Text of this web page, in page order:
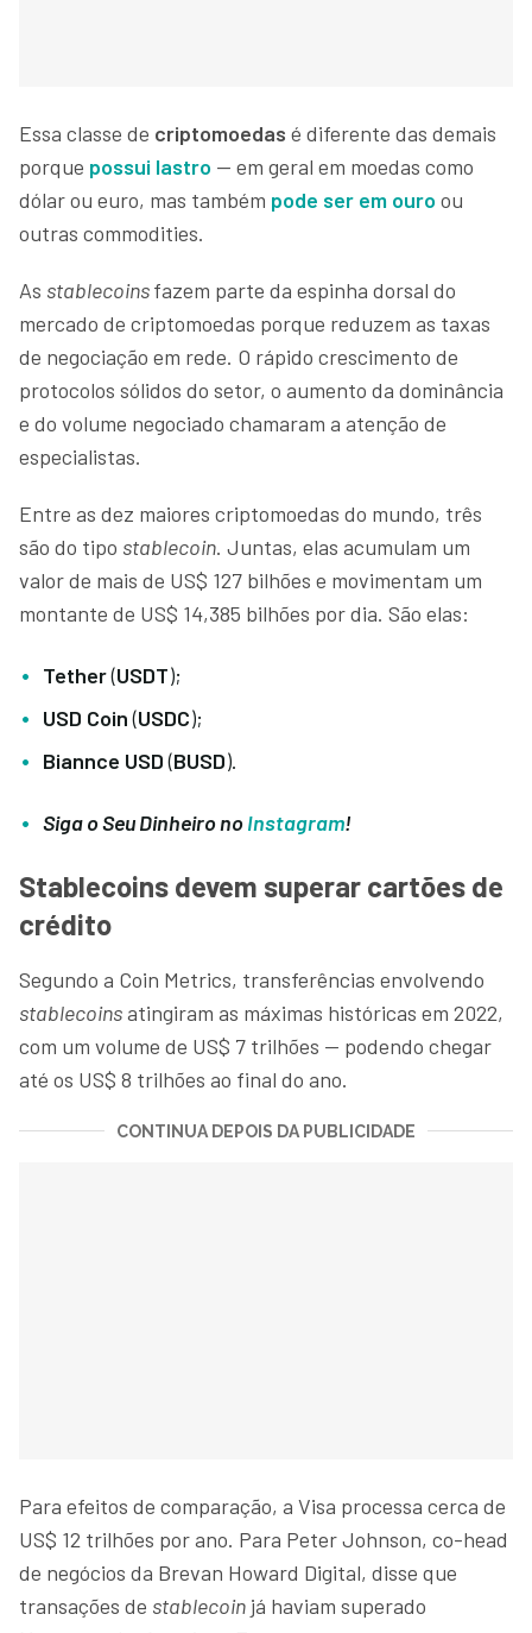
Essa classe de criptomoedas é diferente das demais
porque possui lastro — em geral em moedas como
dólar ou euro, mas também pode ser em ouro ou
outras commodities.
As stablecoinsfazem parte da espinha dorsal do
mercado de criptomoedas porque reduzem as taxas
de negociação em rede. O rápido crescimento de
protocolos sólidos do setor, o aumento da dominância
e do volume negociado chamaram a atenção de
especialistas.
Entre as dez maiores criptomoedas do mundo, três
são do tipo stablecoin. Juntas, elas acumulam um
valor de mais de US$ 127 bilhões e movimentam um
montante de US$ 14,385 bilhões por dia. São elas:
Tether(USDT);
USD Coin(USDC);
Biannce USD(BUSD).
Siga o Seu Dinheiro noInstagram!
Stablecoins devem superar cartões de
crédito
Segundo a Coin Metrics, transferências envolvendo
stablecoinsatingiram as máximas históricas em 2022,
com um volume de US$ 7 trilhões — podendo chegar
até os US$ 8 trilhões ao final do ano.
CONTINUA DEPOIS DA PUBLICIDADE
Para efeitos de comparação, a Visa processa cerca de
US$ 12 trilhões por ano. Para Peter Johnson, co-head
de negócios da Brevan Howard Digital, disse que
transações de stablecoin já haviam superado